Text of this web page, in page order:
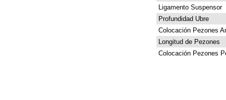
Ligamento Suspensor
Profundidad Ubre
Colocación Pezones
Longitud de Pezones
Colocación Pezones